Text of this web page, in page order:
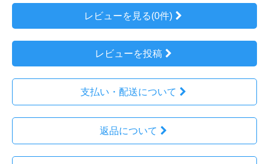
レビューを見る(0件)
レビューを投稿
支払い・配送について
返品について